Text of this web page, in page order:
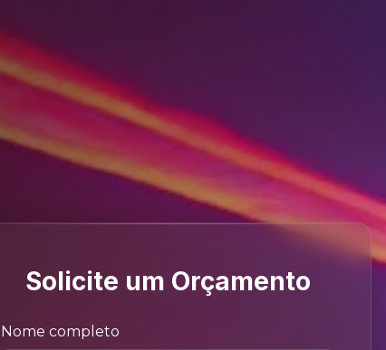
Solicite um Orçamento
Nome completo